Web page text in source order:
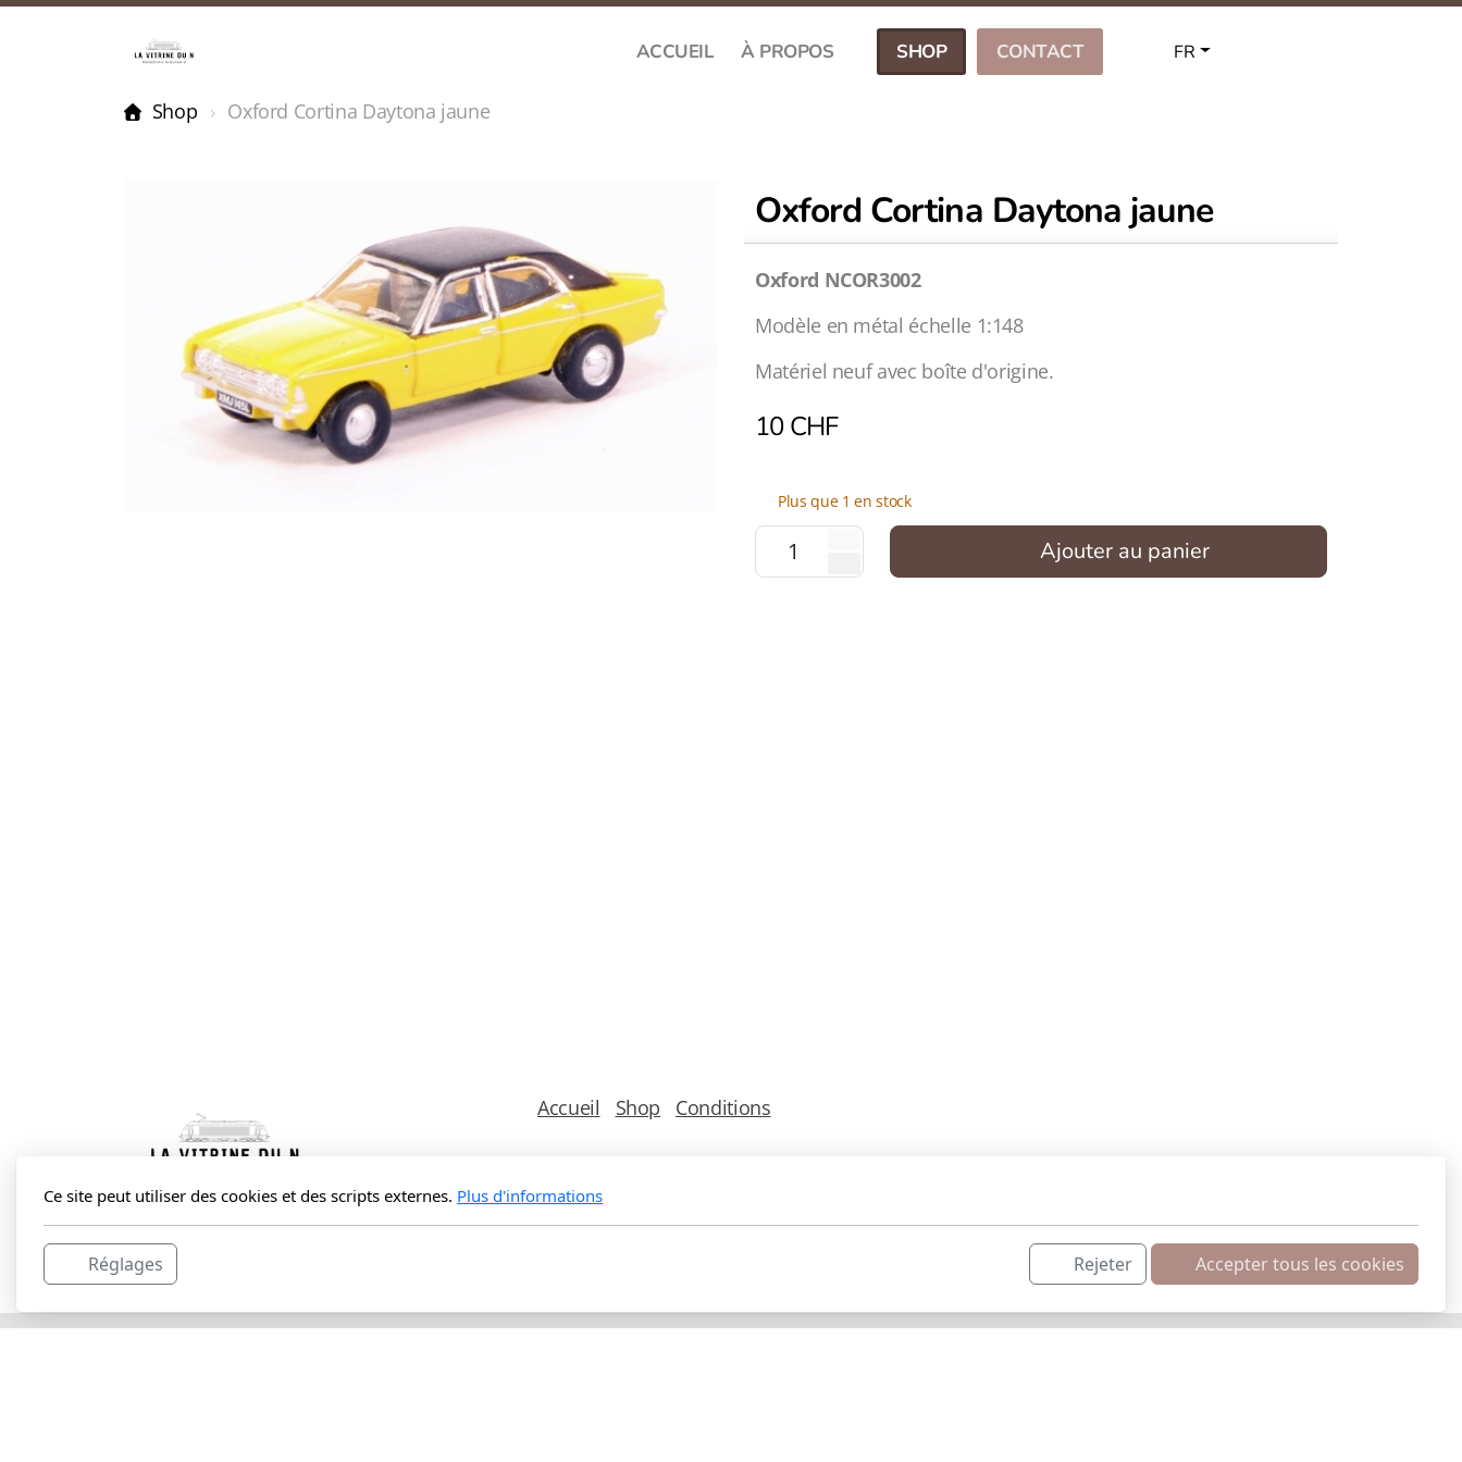
ACCUEIL À PROPOS SHOP CONTACT FR
Shop Oxford Cortina Daytona jaune
Oxford Cortina Daytona jaune
Oxford NCOR3002
Modèle en métal échelle 1:148
Matériel neuf avec boîte d'origine.
10CHF
Plus que 1 en stock
Ajouter au panier
La Vitrine du N Sàrl
Route du Lac 3C
Accueil Shop Conditions
formulaire de contact, mais également au
Ce site peut utiliser des cookies et des scripts externes. Plus d'informations
Réglages Rejeter Accepter tous les cookies